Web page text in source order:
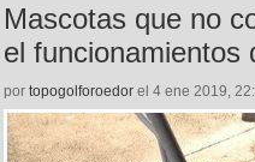
Mascotas que no
el funcionamientos
por topogolforoedor el 4 ene 2019,